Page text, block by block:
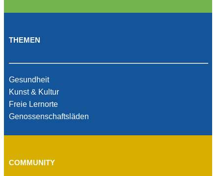
THEMEN
Gesundheit
Kunst & Kultur
Freie Lernorte
Genossenschaftsläden
COMMUNITY